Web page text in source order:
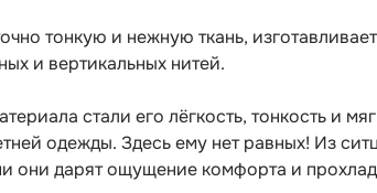
тонкую и нежную ткань,
и вертикальных нитей.
стали его лёгкость, тонкость и
одежды. Здесь ему нет равных! Из
они дарят ощущение комфорта и